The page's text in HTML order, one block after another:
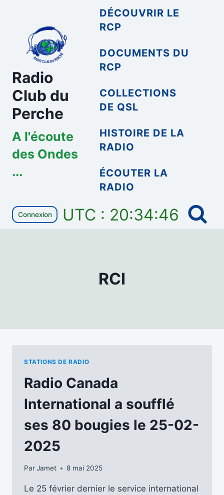
contenu
Radio
Club du
Perche
A l'écoute
des Ondes
...
DÉCOUVRIR LE
RCP
DOCUMENTS DU
RCP
COLLECTIONS
DE QSL
HISTOIRE DE LA
RADIO
ÉCOUTER LA
RADIO
Connexion UTC : 20:34:46
RCI
STATIONS DE RADIO
Radio Canada
International a soufflé
ses 80 bougies le 25-02-
2025
ParJamet 8 mai 2025
Le 25 février dernier le service international